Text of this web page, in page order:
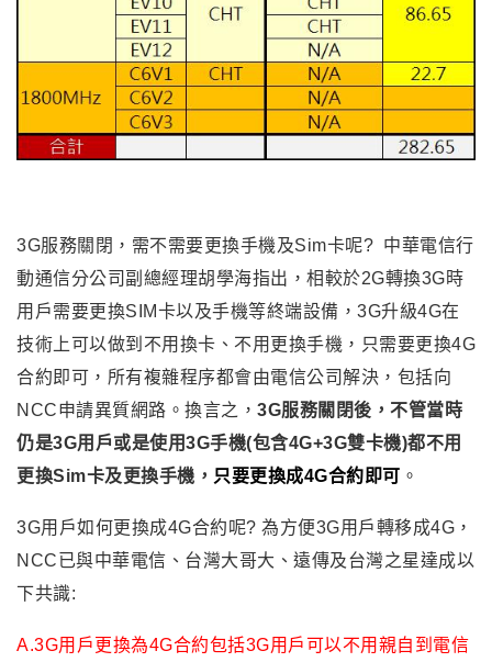
3G服務關閉，需不需要更換手機及Sim卡呢? 中華電信行
動通信分公司副總經理胡學海指出，相較於2G轉換3G時
用戶需要更換SIM卡以及手機等終端設備，3G升級4G在
技術上可以做到不用換卡、不用更換手機，只需要更換4G
合約即可，所有複雜程序都會由電信公司解決，包括向
NCC申請異質網路。 換言之， 3G服務關閉後，不管當時
仍是3G用戶或是使用3G手機(包含4G+3G雙卡機)都不用
更換Sim卡及更換手機， 只要更換成4G合約即可 。
3G用戶如何更換成4G合約呢? 為方便3G用戶轉移成4G，
NCC已與中華電信、台灣大哥大、遠傳及台灣之星達成以
下共識:
A.3G用戶更換為4G合約包括3G用戶可以不用親自到電信